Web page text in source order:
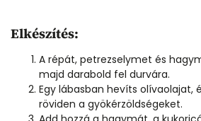
Elkészítés:
A répát, petrezselymet és
majd darabold fel durvára.
Egy lábasban hevíts olívaolajat,
röviden a gyökérzöldségeket.